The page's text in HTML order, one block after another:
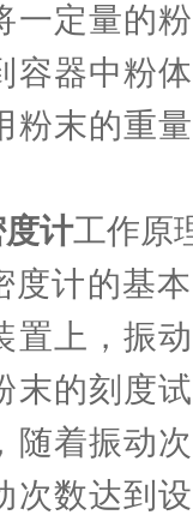
一定量的
容器中粉
粉末的重
计工作原
计的基本
置上，振
末的刻度
随着振动
次数达到